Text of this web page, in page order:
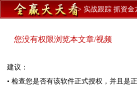
> 实战跟踪 抓资金
您没有权限浏览本文章/视频
建议：
• 检查您是否有该软件正式授权，并且是